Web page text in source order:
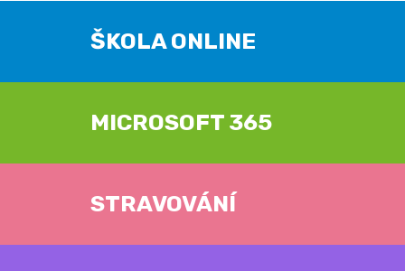
ŠKOLA ONLINE
MICROSOFT 365
STRAVOVÁNÍ